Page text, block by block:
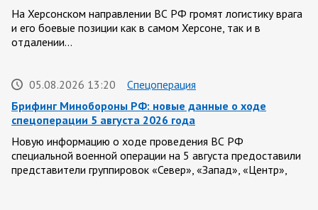
На Херсонском направлении ВС РФ громят логистику врага
и его боевые позиции как в самом Херсоне, так и в
отдалении…
05.08.2026 13:20
Спецоперация
Брифинг Минобороны РФ: новые данные о ходе
спецоперации 5 августа 2026 года
Новую информацию о ходе проведения ВС РФ
специальной военной операции на 5 августа предоставили
представители группировок «Север», «Запад», «Центр»,